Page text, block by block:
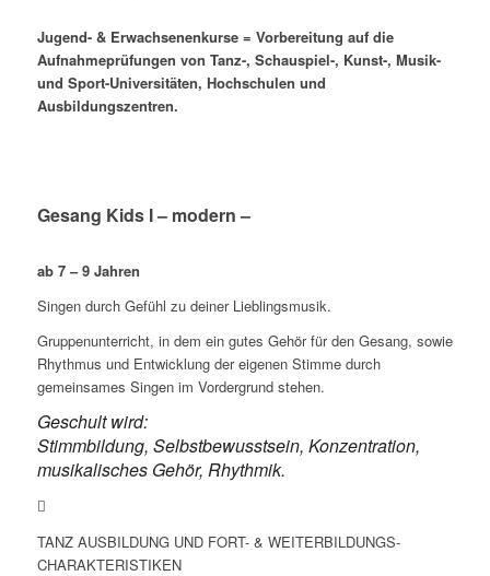
Jugend- & Erwachsenenkurse = Vorbereitung auf die
Aufnahmeprüfungen von Tanz-, Schauspiel-, Kunst-, Musik-
und Sport-Universitäten, Hochschulen und
Ausbildungszentren.
Gesang Kids I – modern –
ab 7 – 9 Jahren
Singen durch Gefühl zu deiner Lieblingsmusik.
Gruppenunterricht, in dem ein gutes Gehör für den Gesang, sowie
Rhythmus und Entwicklung der eigenen Stimme durch
gemeinsames Singen im Vordergrund stehen.
Geschult wird:
Stimmbildung, Selbstbewusstsein, Konzentration,
musikalisches Gehör, Rhythmik.
TANZ AUSBILDUNG UND FORT- & WEITERBILDUNGS-
CHARAKTERISTIKEN